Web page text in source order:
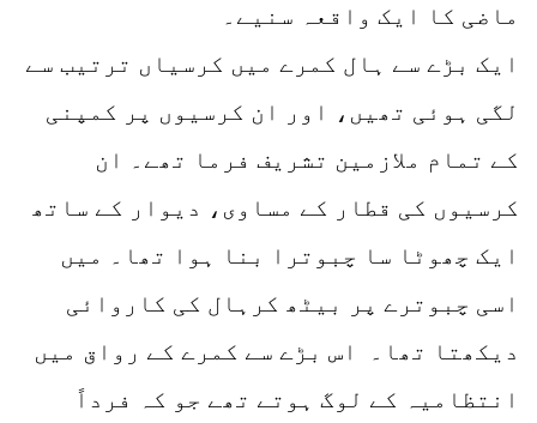
ماضی کا ایک واقعہ سنیے۔
ایک بڑے سے ہال کمرے میں کرسیاں ترتیب سے
لگی ہوئی تھیں، اور ان کرسیوں پر کمپنی
کے تمام ملازمین تشریف فرما تھے۔ ان
کرسیوں کی قطار کے مساوی، دیوار کے ساتھ
ایک چھوٹا سا چبوترا بنا ہوا تھا۔ میں
اسی چبوترے پر بیٹھ کرہال کی کاروائی
دیکھتا تھا۔ اس بڑے سے کمرے کے رواق میں
انتظامیہ کے لوگ ہوتے تھے جو کہ فرداً